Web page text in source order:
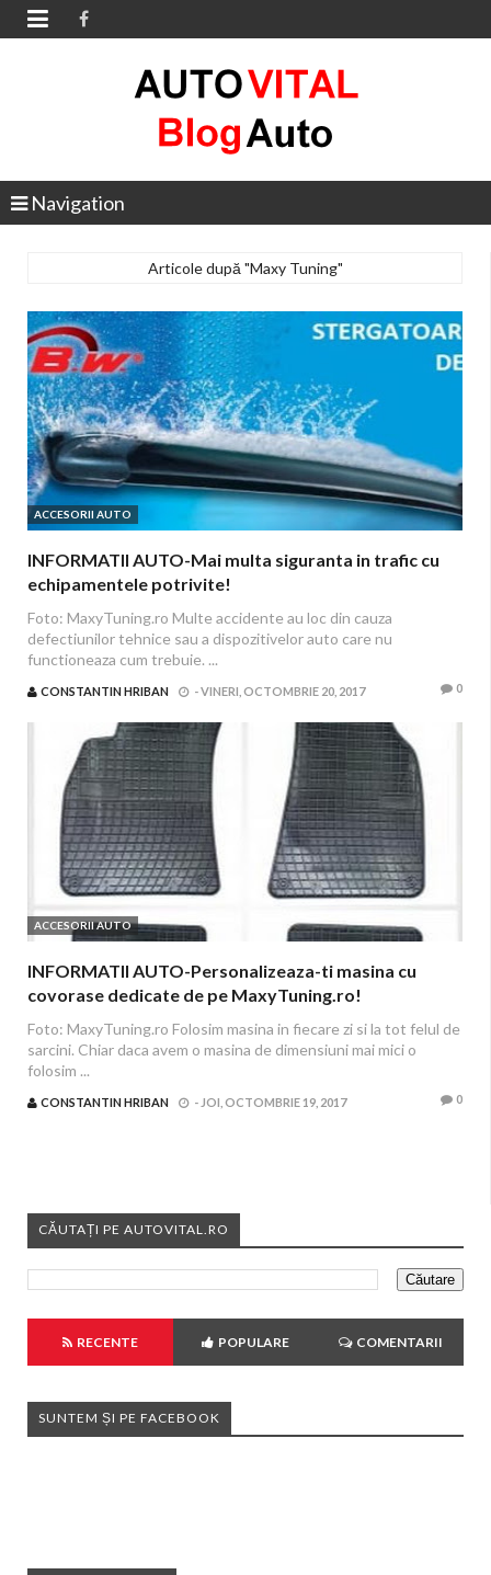

Navigation
Articole după "Maxy Tuning"
ACCESORII AUTO
INFORMATII AUTO-Mai multa siguranta in trafic cu
echipamentele potrivite!
Foto: MaxyTuning.ro Multe accidente au loc din cauza
defectiunilor tehnice sau a dispozitivelor auto care nu
functioneaza cum trebuie. ...
CONSTANTIN HRIBAN -VINERI, OCTOMBRIE 20, 2017 0
ACCESORII AUTO
INFORMATII AUTO-Personalizeaza-ti masina cu
covorase dedicate de pe MaxyTuning.ro!
Foto: MaxyTuning.ro Folosim masina in fiecare zi si la tot felul de
sarcini. Chiar daca avem o masina de dimensiuni mai mici o
folosim ...
CONSTANTIN HRIBAN - JOI, OCTOMBRIE 19, 2017 0
CĂUTAȚI PE AUTOVITAL.RO
RECENTE POPULARE COMENTARII
SUNTEM ȘI PE FACEBOOK